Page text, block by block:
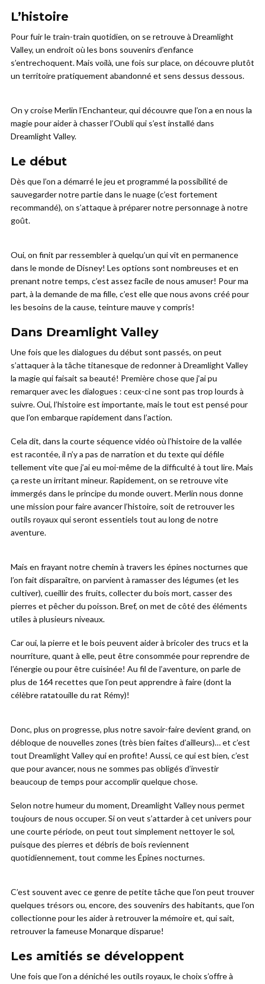
L’histoire
Pour fuir le train-train quotidien, on se retrouve à Dreamlight
Valley, un endroit où les bons souvenirs d’enfance
s’entrechoquent. Mais voilà, une fois sur place, on découvre plutôt
un territoire pratiquement abandonné et sens dessus dessous.
On y croise Merlin l’Enchanteur, qui découvre que l’on a en nous la
magie pour aider à chasser l’Oubli qui s’est installé dans
Dreamlight Valley.
Le début
Dès que l’on a démarré le jeu et programmé la possibilité de
sauvegarder notre partie dans le nuage (c’est fortement
recommandé), on s’attaque à préparer notre personnage à notre
goût.
Oui, on finit par ressembler à quelqu’un qui vit en permanence
dans le monde de Disney! Les options sont nombreuses et en
prenant notre temps, c’est assez facile de nous amuser! Pour ma
part, à la demande de ma fille, c’est elle que nous avons créé pour
les besoins de la cause, teinture mauve y compris!
Dans Dreamlight Valley
Une fois que les dialogues du début sont passés, on peut
s’attaquer à la tâche titanesque de redonner à Dreamlight Valley
la magie qui faisait sa beauté! Première chose que j’ai pu
remarquer avec les dialogues : ceux-ci ne sont pas trop lourds à
suivre. Oui, l’histoire est importante, mais le tout est pensé pour
que l’on embarque rapidement dans l’action.
Cela dit, dans la courte séquence vidéo où l’histoire de la vallée
est racontée, il n’y a pas de narration et du texte qui défile
tellement vite que j’ai eu moi-même de la difficulté à tout lire. Mais
ça reste un irritant mineur. Rapidement, on se retrouve vite
immergés dans le principe du monde ouvert. Merlin nous donne
une mission pour faire avancer l’histoire, soit de retrouver les
outils royaux qui seront essentiels tout au long de notre
aventure.
Mais en frayant notre chemin à travers les épines nocturnes que
l’on fait disparaître, on parvient à ramasser des légumes (et les
cultiver), cueillir des fruits, collecter du bois mort, casser des
pierres et pêcher du poisson. Bref, on met de côté des éléments
utiles à plusieurs niveaux.
Car oui, la pierre et le bois peuvent aider à bricoler des trucs et la
nourriture, quant à elle, peut être consommée pour reprendre de
l’énergie ou pour être cuisinée! Au fil de l’aventure, on parle de
plus de 164 recettes que l’on peut apprendre à faire (dont la
célèbre ratatouille du rat Rémy)!
Donc, plus on progresse, plus notre savoir-faire devient grand, on
débloque de nouvelles zones (très bien faites d’ailleurs)… et c’est
tout Dreamlight Valley qui en profite! Aussi, ce qui est bien, c’est
que pour avancer, nous ne sommes pas obligés d’investir
beaucoup de temps pour accomplir quelque chose.
Selon notre humeur du moment, Dreamlight Valley nous permet
toujours de nous occuper. Si on veut s’attarder à cet univers pour
une courte période, on peut tout simplement nettoyer le sol,
puisque des pierres et débris de bois reviennent
quotidiennement, tout comme les Épines nocturnes.
C’est souvent avec ce genre de petite tâche que l’on peut trouver
quelques trésors ou, encore, des souvenirs des habitants, que l’on
collectionne pour les aider à retrouver la mémoire et, qui sait,
retrouver la fameuse Monarque disparue!
Les amitiés se développent
Une fois que l’on a déniché les outils royaux, le choix s’offre à